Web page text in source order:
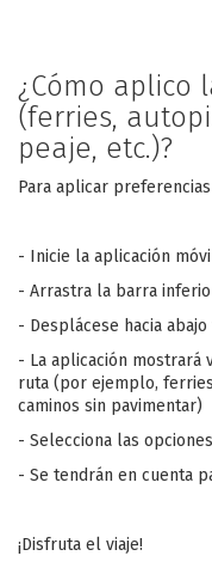
¿Cómo aplico
(ferries,
peaje, etc.)?
Para aplicar
- Inicie la aplicación
- Arrastra la barra
- Desplácese hacia
- La aplicación mostrará
ruta (por ejemplo,
caminos sin pavimentar)
- Selecciona las
- Se tendrán en cuenta
¡Disfruta el viaje!